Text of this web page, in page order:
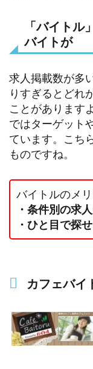
「バイト
バイトが
求人掲載数が多
りすぎるとどれ
ことがあります
ではターゲット
ています。こち
ものですね。
バイトルのメ
・条件別の求
・ひと目で探
カフェバイ